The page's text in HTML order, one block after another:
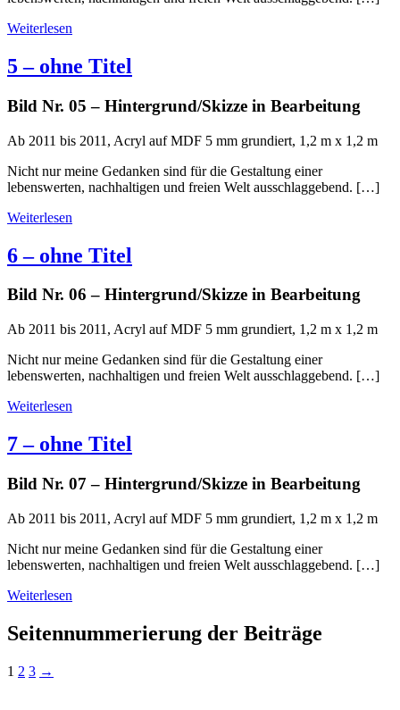
Weiterlesen
5 – ohne Titel
Bild Nr. 05 – Hintergrund/Skizze in Bearbeitung
Ab 2011 bis 2011, Acryl auf MDF 5 mm grundiert, 1,2 m x 1,2 m
Nicht nur meine Gedanken sind für die Gestaltung einer
lebenswerten, nachhaltigen und freien Welt ausschlaggebend. […]
Weiterlesen
6 – ohne Titel
Bild Nr. 06 – Hintergrund/Skizze in Bearbeitung
Ab 2011 bis 2011, Acryl auf MDF 5 mm grundiert, 1,2 m x 1,2 m
Nicht nur meine Gedanken sind für die Gestaltung einer
lebenswerten, nachhaltigen und freien Welt ausschlaggebend. […]
Weiterlesen
7 – ohne Titel
Bild Nr. 07 – Hintergrund/Skizze in Bearbeitung
Ab 2011 bis 2011, Acryl auf MDF 5 mm grundiert, 1,2 m x 1,2 m
Nicht nur meine Gedanken sind für die Gestaltung einer
lebenswerten, nachhaltigen und freien Welt ausschlaggebend. […]
Weiterlesen
Seitennummerierung der Beiträge
1 2 3 →